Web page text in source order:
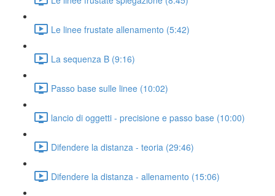
Le linee frustate allenamento (5:42)
La sequenza B (9:16)
Passo base sulle linee (10:02)
lancio di oggetti - precisione e passo base (10:00)
Difendere la distanza - teoria (29:46)
Difendere la distanza - allenamento (15:06)